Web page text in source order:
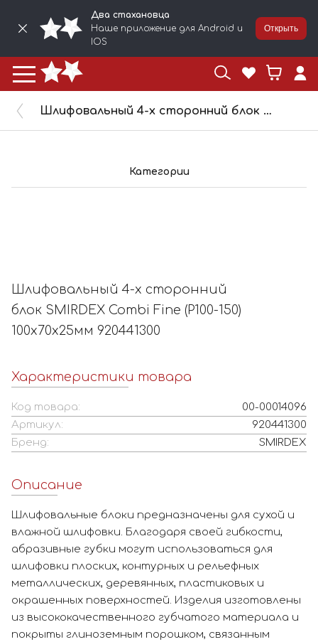
Два стахановца
Наше приложение для Android и
IOS
Открыть
Шлифовальный 4-х сторонний блок SMIRDEX Combi Fine (P100-150) 100х70х25мм 920441300
Категории
Шлифовальный 4-х сторонний
блок SMIRDEX Combi Fine (P100-150)
100х70х25мм 920441300
Характеристики товара
Код товара:
00-00014096
Артикул:
920441300
Бренд:
SMIRDEX
Описание
Шлифовальные блоки предназначены для сухой и
влажной шлифовки. Благодаря своей гибкости,
абразивные губки могут использоваться для
шлифовки плоских, контурных и рельефных
металлических, деревянных, пластиковых и
окрашенных поверхностей. Изделия изготовлены
из высококачественного губчатого материала и
покрыты глиноземным порошком, связанным